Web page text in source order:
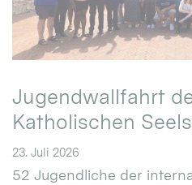
Jugendwallfahrt
Katholischen
23. Juli 2026
52 Jugendliche der